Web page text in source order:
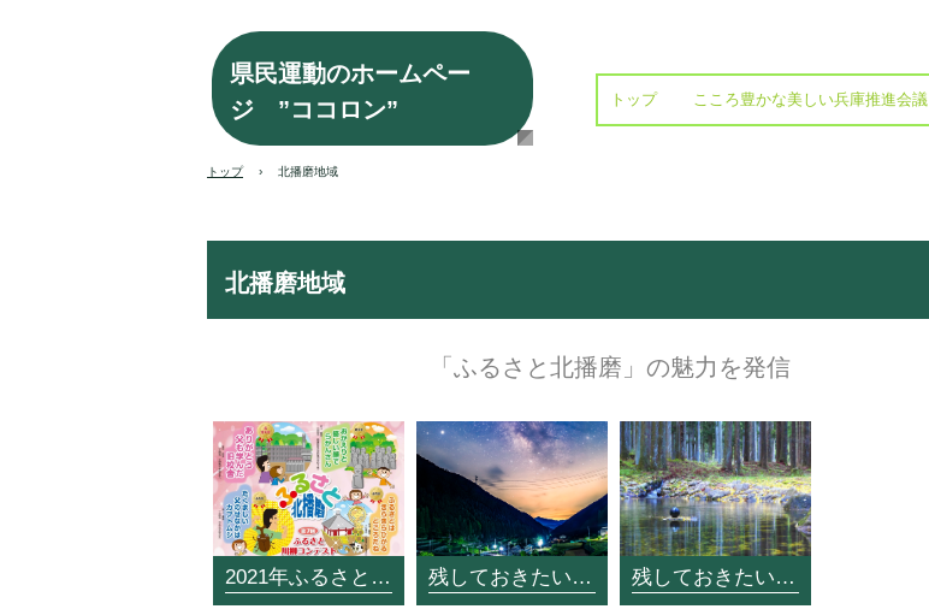
県民運動のホームペー
ジ ”ココロン”
トップ こころ豊かな美しい兵庫推進会議
トップ › 北播磨地域
北播磨地域
「ふるさと北播磨」の魅力を発信
2021年ふるさとカレンダー 残しておきたいふるさと北播磨写真コンテスト（一般部門・最優秀賞） 残しておきたいふるさと北播磨写真コンテスト（中・高生部門・最優秀賞）